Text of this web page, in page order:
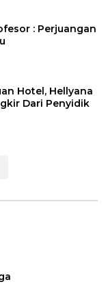
: Perjuangan
Hotel, Hellyana
Dari Penyidik